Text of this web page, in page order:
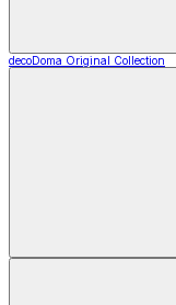
decoDoma Original Collection